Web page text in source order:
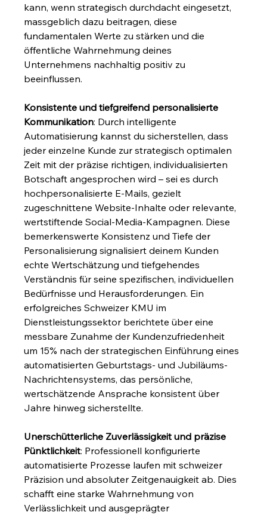
kann, wenn strategisch durchdacht eingesetzt,
massgeblich dazu beitragen, diese
fundamentalen Werte zu stärken und die
öffentliche Wahrnehmung deines
Unternehmens nachhaltig positiv zu
beeinflussen.
Konsistente und tiefgreifend personalisierte
Kommunikation: Durch intelligente
Automatisierung kannst du sicherstellen, dass
jeder einzelne Kunde zur strategisch optimalen
Zeit mit der präzise richtigen, individualisierten
Botschaft angesprochen wird – sei es durch
hochpersonalisierte E-Mails, gezielt
zugeschnittene Website-Inhalte oder relevante,
wertstiftende Social-Media-Kampagnen. Diese
bemerkenswerte Konsistenz und Tiefe der
Personalisierung signalisiert deinem Kunden
echte Wertschätzung und tiefgehendes
Verständnis für seine spezifischen, individuellen
Bedürfnisse und Herausforderungen. Ein
erfolgreiches Schweizer KMU im
Dienstleistungssektor berichtete über eine
messbare Zunahme der Kundenzufriedenheit
um 15% nach der strategischen Einführung eines
automatisierten Geburtstags- und Jubiläums-
Nachrichtensystems, das persönliche,
wertschätzende Ansprache konsistent über
Jahre hinweg sicherstellte.
Unerschütterliche Zuverlässigkeit und präzise
Pünktlichkeit: Professionell konfigurierte
automatisierte Prozesse laufen mit schweizer
Präzision und absoluter Zeitgenauigkeit ab. Dies
schafft eine starke Wahrnehmung von
Verlässlichkeit und ausgeprägter